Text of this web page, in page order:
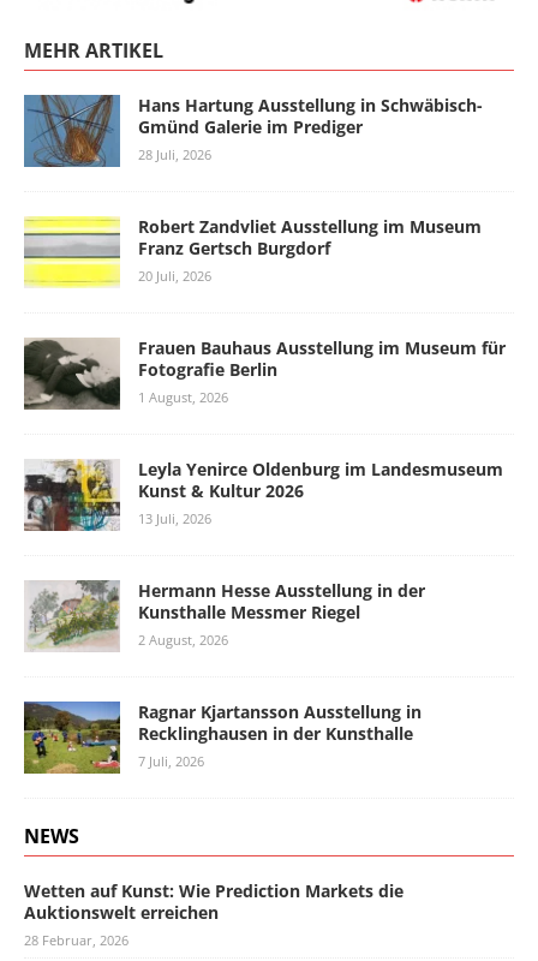
MEHR ARTIKEL
Hans Hartung Ausstellung in Schwäbisch-
Gmünd Galerie im Prediger
28 Juli, 2026
Robert Zandvliet Ausstellung im Museum
Franz Gertsch Burgdorf
20 Juli, 2026
Frauen Bauhaus Ausstellung im Museum für
Fotografie Berlin
1 August, 2026
Leyla Yenirce Oldenburg im Landesmuseum
Kunst & Kultur 2026
13 Juli, 2026
Hermann Hesse Ausstellung in der
Kunsthalle Messmer Riegel
2 August, 2026
Ragnar Kjartansson Ausstellung in
Recklinghausen in der Kunsthalle
7 Juli, 2026
NEWS
Wetten auf Kunst: Wie Prediction Markets die
Auktionswelt erreichen
28 Februar, 2026